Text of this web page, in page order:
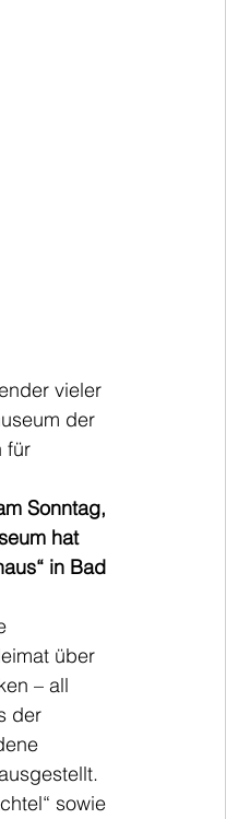
vieler
der
für
Sonntag,
hat
in Bad
über
– all
der
sowie